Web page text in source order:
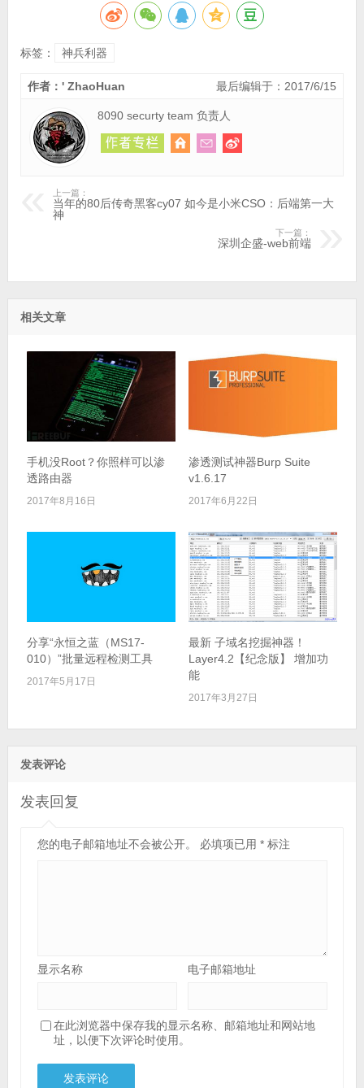
标签： 神兵利器
最后编辑于：2017/6/15
作者：' ZhaoHuan
8090 securty team 负责人
上一篇：
当年的80后传奇黑客cy07 如今是小米CSO：后端第一大
神
下一篇：
深圳企盛-web前端
相关文章
手机没Root？你照样可以渗
透路由器
2017年8月16日
渗透测试神器Burp Suite
v1.6.17
2017年6月22日
分享“永恒之蓝（MS17-
010）”批量远程检测工具
2017年5月17日
最新 子域名挖掘神器！
Layer4.2【纪念版】 增加功
能
2017年3月27日
发表评论
发表回复
您的电子邮箱地址不会被公开。 必填项已用 *标注
显示名称 电子邮箱地址
在此浏览器中保存我的显示名称、邮箱地址和网站地
址，以便下次评论时使用。